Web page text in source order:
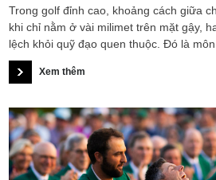
Trong golf đỉnh cao, khoảng cách giữa
khi chỉ nằm ở vài milimet trên mặt gậy,
lệch khỏi quỹ đạo quen thuộc. Đó là
khả năng kiểm soát được mài giũa đến
cũng là nơi những golfer như Aaron Rai
Xem thêm